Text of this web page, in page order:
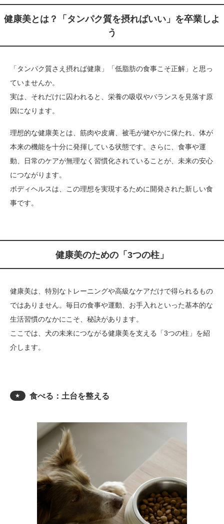
健康美とは？「タンパク質を摂ればいい」を卒業しよ
う
「タンパク質さえ摂れば健康」「低脂肪の食事こそ正解」と思っ
ていませんか。
実は、それだけに囚われると、栄養の吸収やバランスを見落す原
因になります。
理想的な健康美とは、筋肉や皮膚、被毛が健やかに保たれ、体が
本来の機能を十分に発揮している状態です。さらに、食事や運
動、日常のケアが無理なく習慣化されていることが、未来の安心
につながります。
ボディヘルスは、この理想を実現するために開発された新しい食
事です。
健康美のための「3つの柱」
健康美は、特別なトレーニングや高級なケアだけで得られるもの
ではありません。毎日の食事や運動、お手入れといった基本的な
生活習慣のなかにこそ、秘訣があります。
ここでは、犬の未来につながる健康美を支える「3つの柱」を紹
介します。
★ 食べる：土台を整える